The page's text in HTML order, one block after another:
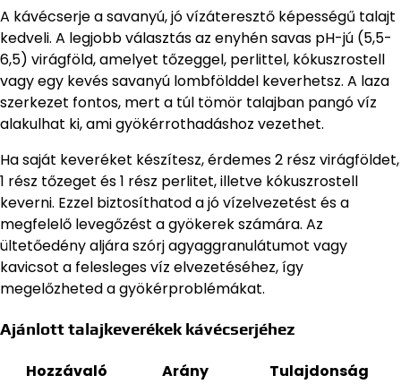
A kávécserje a savanyú, jó vízáteresztő képességű talajt
kedveli. A legjobb választás az enyhén savas pH-jú (5,5-
6,5) virágföld, amelyet tőzeggel, perlittel, kókuszrostell
vagy egy kevés savanyú lombfölddel keverhetsz. A laza
szerkezet fontos, mert a túl tömör talajban pangó víz
alakulhat ki, ami gyökérrothadáshoz vezethet.
Ha saját keveréket készítesz, érdemes 2 rész virágföldet,
1 rész tőzeget és 1 rész perlitet, illetve kókuszrostell
keverni. Ezzel biztosíthatod a jó vízelvezetést és a
megfelelő levegőzést a gyökerek számára. Az
ültetőedény aljára szórj agyaggranulátumot vagy
kavicsot a felesleges víz elvezetéséhez, így
megelőzheted a gyökérproblémákat.
Ajánlott talajkeverékek kávécserjéhez
Hozzávaló Arány
Tulajdonság